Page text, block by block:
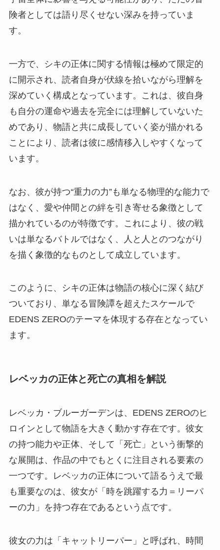
険者としては語り尽くせない深みを持っていま
す。
一方で、シキの正体に関する情報は極めて限定的
に開示され、読者自身が伏線を拾いながら理解を
深めていく構成となっています。これは、彼自身
も自分の運命や過去を完全には理解していないた
めであり、物語と共に成長していく姿が描かれる
ことにより、読者は彼に感情移入しやすくなって
います。
なお、彼が持つ“重力の力”も単なる物理的な能力で
はなく、愛や仲間との絆を引き寄せる象徴として
描かれているのが特徴です。これにより、彼の戦
いは単なるバトルではなく、人と人とのつながり
を描く象徴的なものとして成立しています。
このように、シキの正体は物語の核心に深く結び
ついており、単なる冒険譚を超えたスケールで
EDENS ZEROのテーマを体現する存在となってい
ます。
レベッカの正体と死亡の真相を解説
レベッカ・ブルーガーデンは、EDENS ZEROのヒ
ロインとして物語を大きく動かす存在です。彼女
の持つ能力や正体、そして「死亡」という衝撃的
な展開は、作品の中でもとくに注目される要素の
一つです。レベッカの正体について語るうえで最
も重要なのは、彼女が「時を跳躍する力＝リーパ
ーの力」を持つ存在であるという点です。
彼女の力は「キャットリーパー」と呼ばれ、時間